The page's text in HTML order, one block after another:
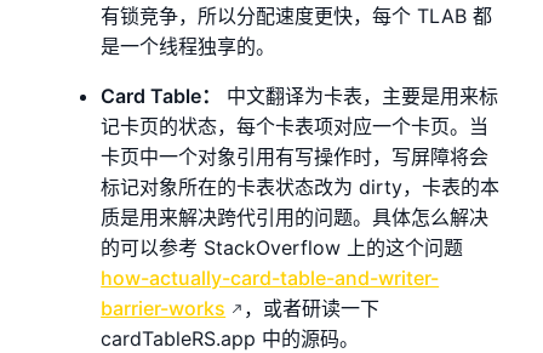
有锁竞争，所以分配速度更快，每个 TLAB 都
是一个线程独享的。
Card Table：
中文翻译为卡表，主要是用来标
记卡页的状态，每个卡表项对应一个卡页。当
卡页中一个对象引用有写操作时，写屏障将会
标记对象所在的卡表状态改为 dirty，卡表的本
质是用来解决跨代引用的问题。具体怎么解决
的可以参考 StackOverflow 上的这个问题
how-actually-card-table-and-writer-
barrier-works
，或者研读一下
cardTableRS.app 中的源码。